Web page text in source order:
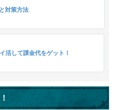
対策方法
活して課金代をゲット！